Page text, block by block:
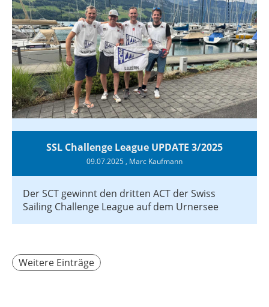
SSL Challenge League UPDATE 3/2025
09.07.2025, Marc Kaufmann
Der SCT gewinnt den dritten ACT der Swiss
Sailing Challenge League auf dem Urnersee
Weitere Einträge